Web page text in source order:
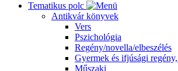
Tematikus polc
Antikvár könyvek
Vers
Pszichológia
Regény/novella/elbeszélés
Gyermek és ifjúsági
Műszaki